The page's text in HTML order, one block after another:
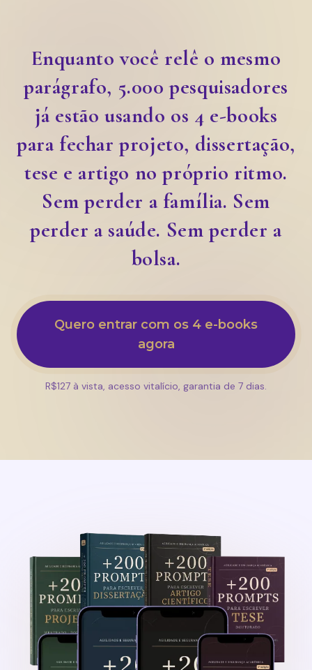
Enquanto você relê o mesmo
parágrafo, 5.000 pesquisadores
já estão usando os 4 e-books
para fechar projeto, dissertação,
tese e artigo no próprio ritmo.
Sem perder a família. Sem
perder a saúde. Sem perder a
bolsa.
Quero entrar com os 4 e-books
agora
R$127 à vista, acesso vitalício, garantia de 7 dias.